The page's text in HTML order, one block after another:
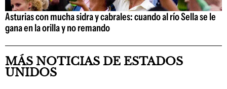
Asturias con mucha sidra y cabrales: cuando al río Sella se le
gana en la orilla y no remando
MÁS NOTICIAS DE ESTADOS
UNIDOS